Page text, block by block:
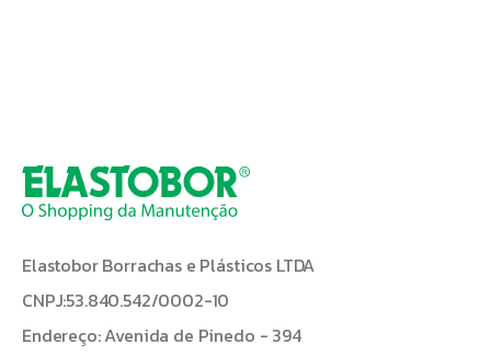
Elastobor Borrachas e Plásticos LTDA
CNPJ:53.840.542/0002-10
Endereço: Avenida de Pinedo - 394